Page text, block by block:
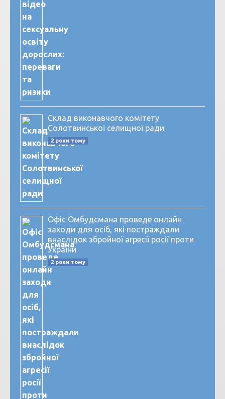
Склад виконавчого комітету
Солотвинської селищної ради
2 роки тому
Офіс Омбудсмана проведе онлайн
заходи для осіб, які постраждали
внаслідок збройної агресії росії проти
України
2 роки тому